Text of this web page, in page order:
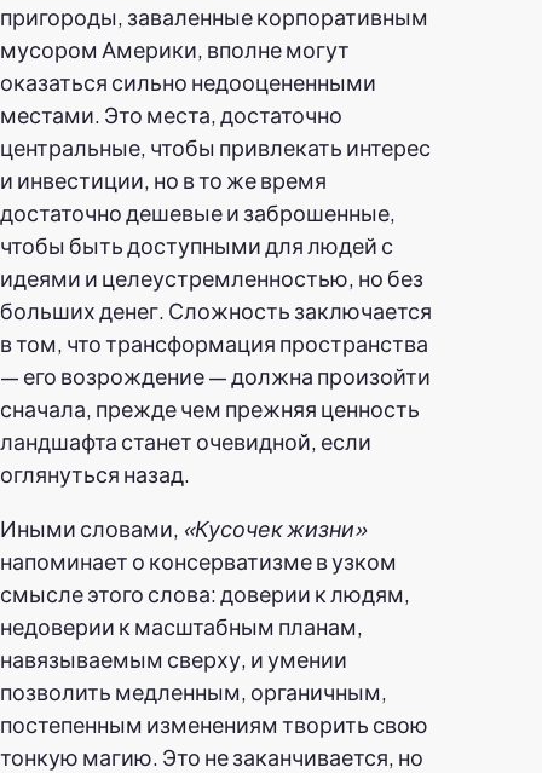
пригороды, заваленные корпоративным
мусором Америки, вполне могут
оказаться сильно недооцененными
местами. Это места, достаточно
центральные, чтобы привлекать интерес
и инвестиции, но в то же время
достаточно дешевые и заброшенные,
чтобы быть доступными для людей с
идеями и целеустремленностью, но без
больших денег. Сложность заключается
в том, что трансформация пространства
— его возрождение — должна произойти
сначала, прежде чем прежняя ценность
ландшафта станет очевидной, если
оглянуться назад.
Иными словами, «Кусочек жизни»
напоминает о консерватизме в узком
смысле этого слова: доверии к людям,
недоверии к масштабным планам,
навязываемым сверху, и умении
позволить медленным, органичным,
постепенным изменениям творить свою
тонкую магию. Это не заканчивается, но